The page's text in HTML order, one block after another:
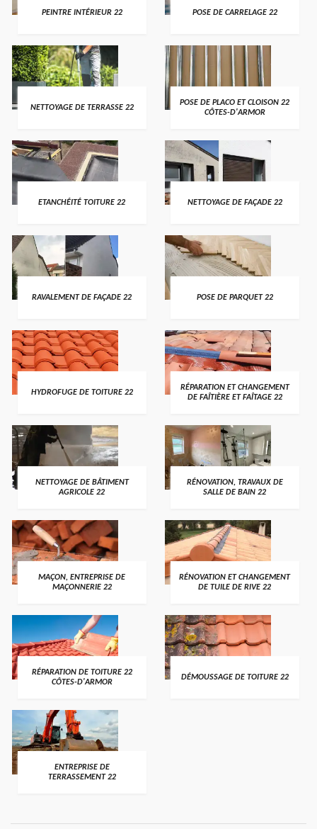
PEINTRE INTÉRIEUR 22 POSE DE CARRELAGE 22
NETTOYAGE DE TERRASSE 22
POSE DE PLACO ET CLOISON 22
CÔTES-D'ARMOR
ETANCHÉITÉ TOITURE 22 NETTOYAGE DE FAÇADE 22
RAVALEMENT DE FAÇADE 22 POSE DE PARQUET 22
HYDROFUGE DE TOITURE 22
RÉPARATION ET CHANGEMENT
DE FAÎTIÈRE ET FAÎTAGE 22
NETTOYAGE DE BÂTIMENT
AGRICOLE 22
RÉNOVATION, TRAVAUX DE
SALLE DE BAIN 22
MAÇON, ENTREPRISE DE
MAÇONNERIE 22
RÉNOVATION ET CHANGEMENT
DE TUILE DE RIVE 22
RÉPARATION DE TOITURE 22
CÔTES-D'ARMOR
DÉMOUSSAGE DE TOITURE 22
ENTREPRISE DE
TERRASSEMENT 22